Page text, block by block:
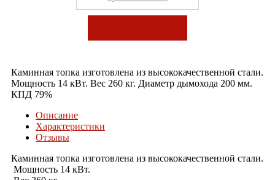
Каминная топка изготовлена из высококачественной стали.
Мощность 14 кВт. Вес 260 кг. Диаметр дымохода 200 мм.
КПД 79%
Описание
Характеристики
Отзывы
Каминная топка изготовлена из высококачественной стали.
Мощность 14 кВт.